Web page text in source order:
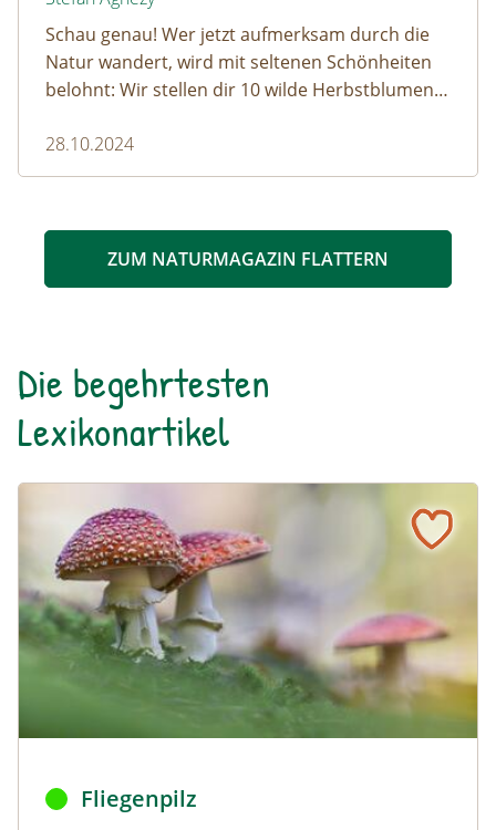
Schau genau! Wer jetzt aufmerksam durch die
Natur wandert, wird mit seltenen Schönheiten
belohnt: Wir stellen dir 10 wilde Herbstblumen
28.10.2024
ZUM NATURMAGAZIN FLATTERN
Die begehrtesten
Lexikonartikel
Naturlexikon: Fliegenpilz
Fliegenpilz